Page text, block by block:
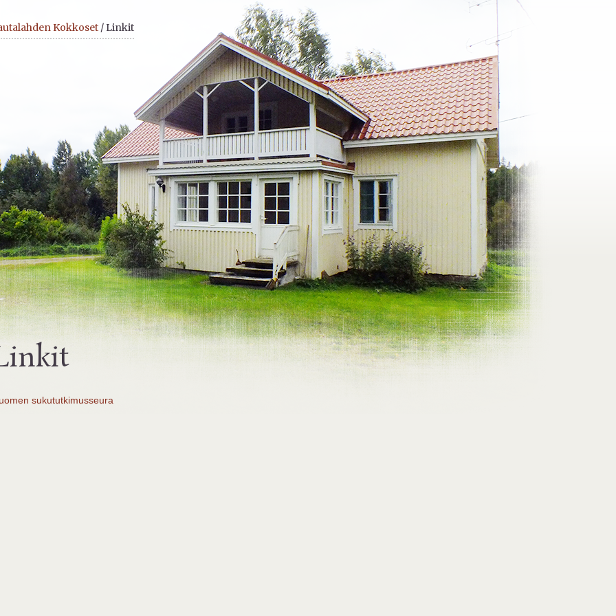
Kokkoset / Linkit
sukututkimusseura